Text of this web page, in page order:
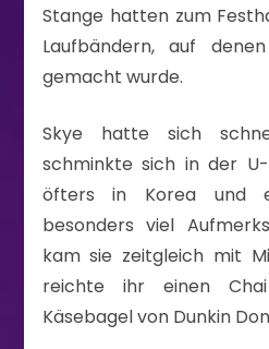
Stange hatten zum
Laufbändern, auf
gemacht wurde.
Skye hatte sich
schminkte sich in der
öfters in Korea und
besonders viel
kam sie zeitgleich mit
reichte ihr einen
Käsebagel von Dunkin